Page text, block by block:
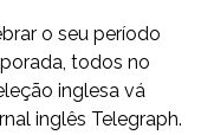
o seu período
todos no
inglesa vá
inglês Telegraph.